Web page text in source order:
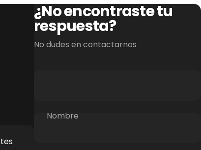
¿No encontraste tu
respuesta?
No dudes en contactarnos
Nombre